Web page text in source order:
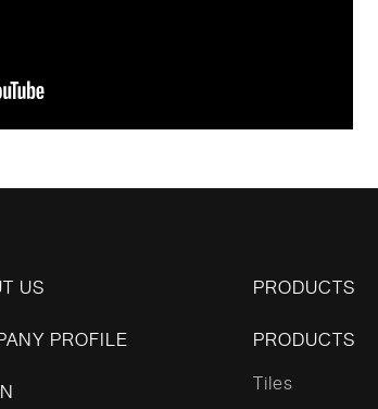
US
PROFILE
PRODUCTS
PRODUCTS
Tiles